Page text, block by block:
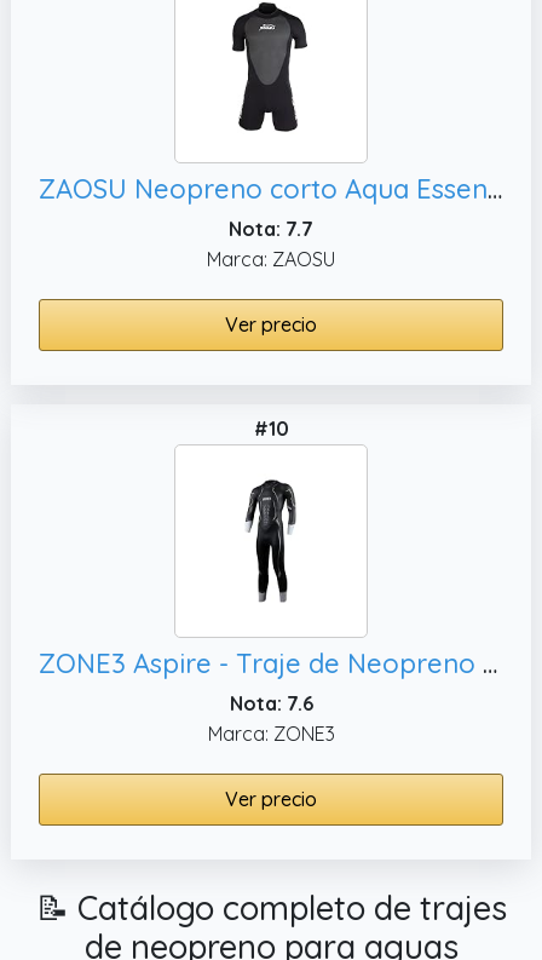
ZAOSU Neopreno corto Aqua Essential | 3 mm neopreno - Traje de neopreno negro para aguas abiertas, talla:
Nota: 7.7
Marca: ZAOSU
Ver precio
#10
ZONE3 Aspire - Traje de Neopreno para Hombre, Traje de natación en Aguas Abiertas
Nota: 7.6
Marca: ZONE3
Ver precio
📝 Catálogo completo de trajes
de neopreno para aguas